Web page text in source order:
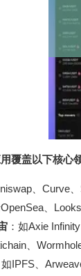
覆盖以下核心
、Curve
OpenSea、
：如Axie
、
如IPFS、